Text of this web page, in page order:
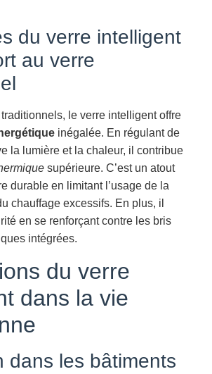
du verre intelligent
au verre
le verre intelligent offre
inégalée. En régulant de
la lumière et la chaleur, il contribue
supérieure. C’est un atout
durable en limitant l’usage de la
chauffage excessifs. En plus, il
en se renforçant contre les bris
intégrées.
du verre
dans la vie
dans les bâtiments